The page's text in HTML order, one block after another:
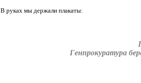
В руках мы держали плакаты:
Генпрокуратура